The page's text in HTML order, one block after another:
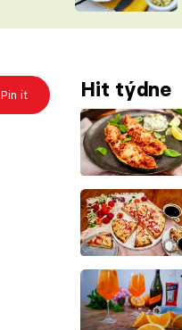
ŠÉFREDAKTORKY
ČASOPIS
Pin it Hit týdne